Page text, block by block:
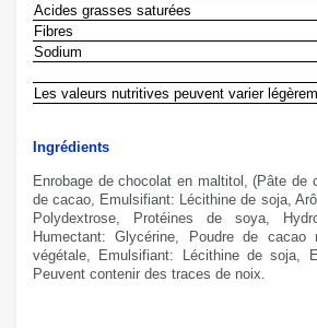
Acides grasses saturées
Fibres
Sodium
Les valeurs nutritives peuvent varier
Ingrédients
Enrobage de chocolat en maltitol ,(Pâte de
de cacao, Emulsifiant: Lécithine de soja,
Polydextrose, Protéines de soya, H
Humectant: Glycérine, Poudre de cacao
végétale,
Emulsifiant: Lécithine de soja, E
Peuvent contenir des traces de noix.